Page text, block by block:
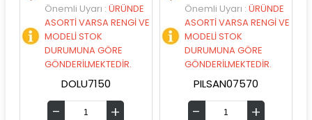
Önemli Uyarı : ÜRÜNDE
ASORTİ VARSA RENGİ VE
MODELİ STOK
DURUMUNA GÖRE
GÖNDERİLMEKTEDİR.
DOLU7150
Önemli Uyarı : ÜRÜNDE
ASORTİ VARSA RENGİ VE
MODELİ STOK
DURUMUNA GÖRE
GÖNDERİLMEKTEDİR.
PILSAN07570